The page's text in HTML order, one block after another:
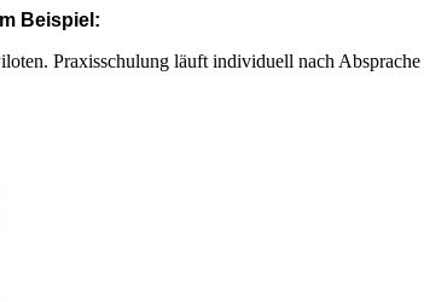
Beispiel:
Praxisschulung läuft individuell nach